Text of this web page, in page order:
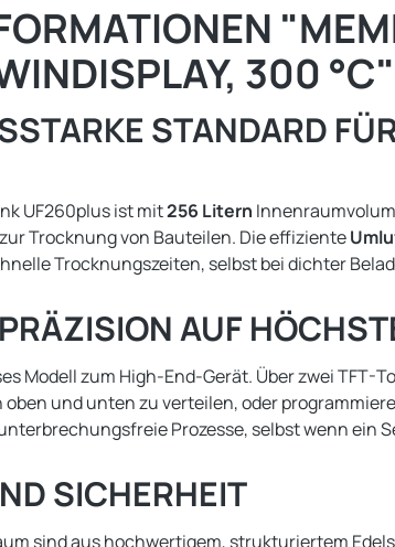
300 °C"
STANDARD
UF260plus ist mit256 Litern
Trocknung von Bauteilen. Die effiziente
Trocknungszeiten, selbst bei dichter
AUF
Modell zum High-End-Gerät. Über zwei
und unten zu verteilen, oder
Prozesse, selbst wenn ein
SICHERHEIT
sind aus hochwertigem, strukturiertem